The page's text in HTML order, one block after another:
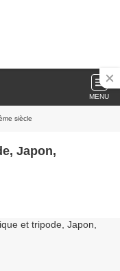
MENU
siècle
Japon,